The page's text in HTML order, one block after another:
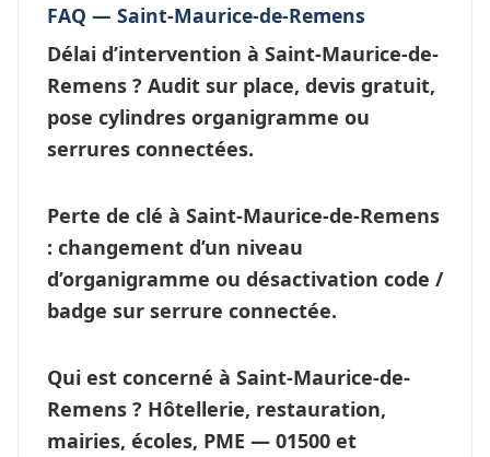
FAQ — Saint-Maurice-de-Remens
Délai d’intervention à Saint-Maurice-de-
Remens ? Audit sur place, devis gratuit,
pose cylindres organigramme ou
serrures connectées.
Perte de clé à Saint-Maurice-de-Remens
: changement d’un niveau
d’organigramme ou désactivation code /
badge sur serrure connectée.
Qui est concerné à Saint-Maurice-de-
Remens ? Hôtellerie, restauration,
mairies, écoles, PME — 01500 et